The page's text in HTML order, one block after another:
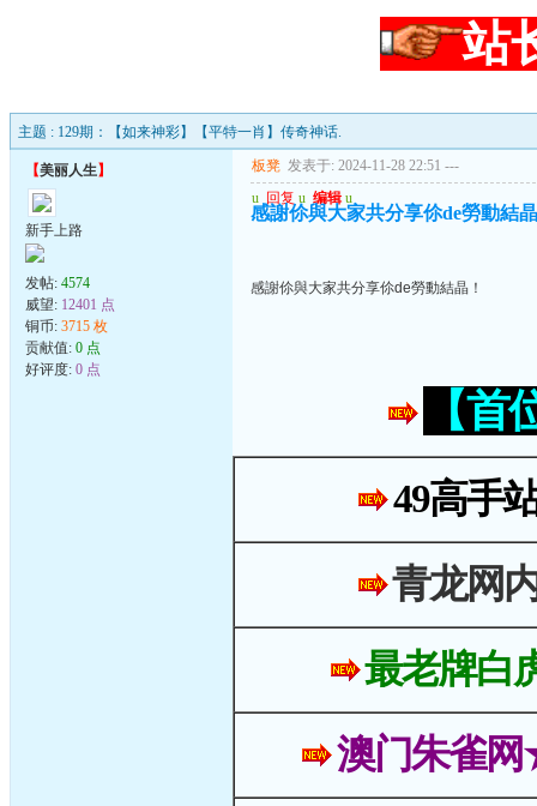
站
主题 : 129期：【如来神彩】【平特一肖】传奇神话.
【美丽人生】
新手上路
发帖: 4574
威望: 12401 点
铜币: 3715 枚
贡献值: 0 点
好评度: 0 点
板凳 发表于: 2024-11-28 22:51 ---
u 回复 u 编辑 u
感謝伱與大家共分享伱de勞動結
感謝伱與大家共分享伱de勞動結晶！
【
49高手
青龙网
最老牌白
澳门朱雀